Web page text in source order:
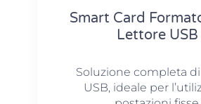
Smart Card
Lettore USB
Soluzione completa
USB, ideale per